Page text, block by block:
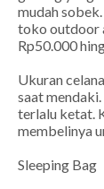
mudah
toko outdoor
Rp50.000
Ukuran
saat
terlalu ketat.
membelinya
Sleeping Bag